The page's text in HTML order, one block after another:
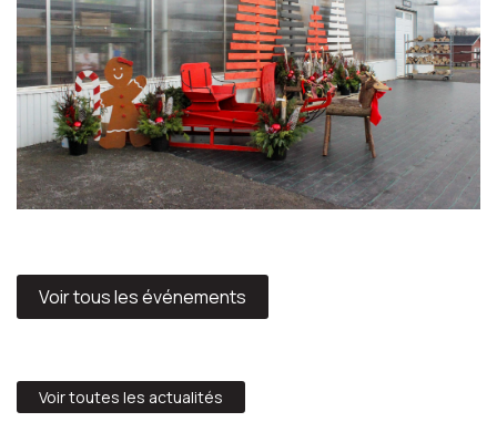
Voir tous les événements
Voir toutes les actualités